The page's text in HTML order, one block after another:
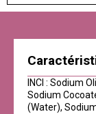
INCI : Sodium
Sodium
(Water),